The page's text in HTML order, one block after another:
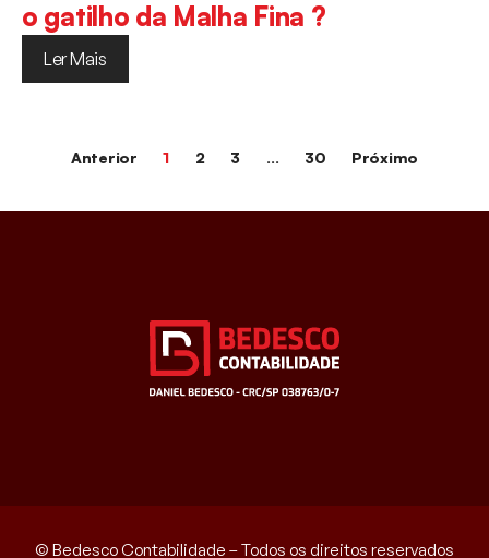
o gatilho da Malha Fina ?
Ler Mais
Anterior 1 2 3 … 30 Próximo
© Bedesco Contabilidade – Todos os direitos reservados